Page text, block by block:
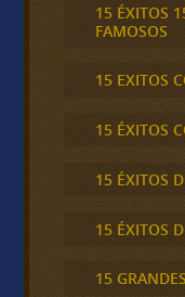
15 ÉXITOS
FAMOSOS
15 EXITOS
15 ÉXITOS
15 ÉXITOS
15 ÉXITOS
15